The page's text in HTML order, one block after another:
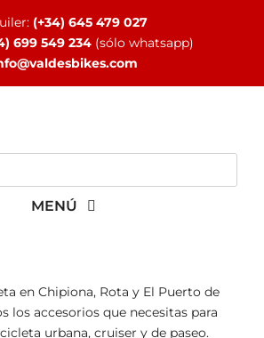
(+34) 645 479 027
699 549 234 (sólo whatsapp)
MENÚ
TIENDA ONLINE
en Chipiona, Rota y El Puerto de
los accesorios que necesitas para
urbana, cruiser y de paseo.